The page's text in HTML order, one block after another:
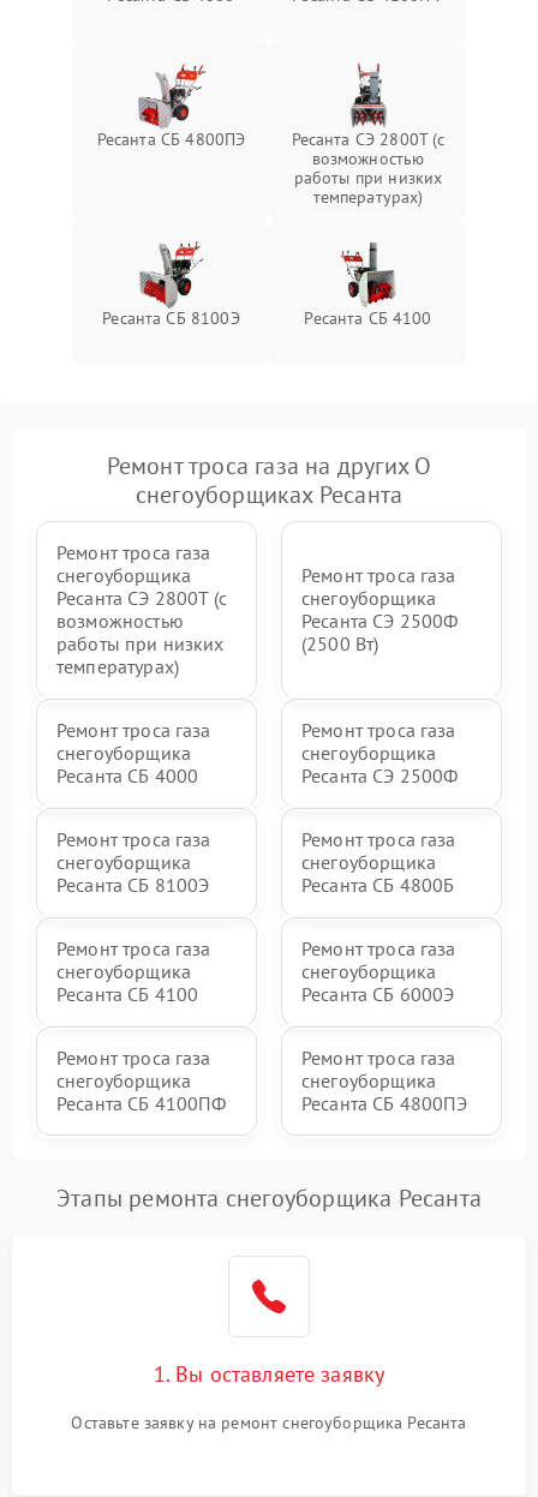
гидравлики (если есть)
Неисправность системы
регулировки высоты
1000 ₽ Подробнее →
Ресанта СБ 4800ПЭ
Ресанта СЭ 2800Т (с
возможностью
работы при низких
температурах)
Ресанта СБ 8100Э Ресанта СБ 4100
Ремонт троса газа на других О
снегоуборщиках Ресанта
Ремонт троса газа
снегоуборщика
Ресанта СЭ 2800Т (с
возможностью
работы при низких
температурах)
Ремонт троса газа
снегоуборщика
Ресанта СЭ 2500Ф
(2500 Вт)
Ремонт троса газа
снегоуборщика
Ресанта СБ 4000
Ремонт троса газа
снегоуборщика
Ресанта СЭ 2500Ф
Ремонт троса газа
снегоуборщика
Ресанта СБ 8100Э
Ремонт троса газа
снегоуборщика
Ресанта СБ 4800Б
Ремонт троса газа
снегоуборщика
Ресанта СБ 4100
Ремонт троса газа
снегоуборщика
Ресанта СБ 6000Э
Ремонт троса газа
снегоуборщика
Ресанта СБ 4100ПФ
Ремонт троса газа
снегоуборщика
Ресанта СБ 4800ПЭ
Этапы ремонта снегоуборщика Ресанта
1. Вы оставляете заявку
Оставьте заявку на ремонт снегоуборщика Ресанта